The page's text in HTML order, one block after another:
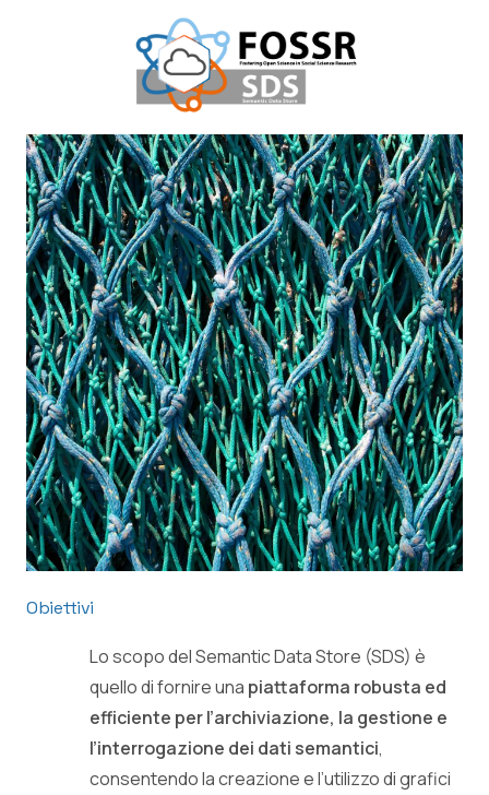
Obiettivi
Lo scopo del Semantic Data Store (SDS) è
quello di fornire una piattaforma robusta ed
efficiente per l’archiviazione, la gestione e
l’interrogazione dei dati semantici,
consentendo la creazione e l’utilizzo di grafici